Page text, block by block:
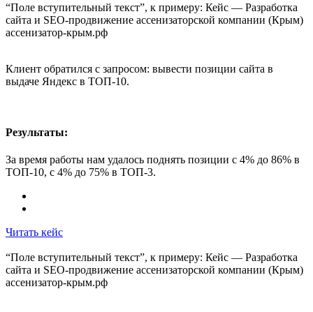
“Поле вступительный текст”, к примеру: Кейс — Разработка
сайта и SEO-продвижение ассенизаторской компании (Крым)
ассенизатор-крым.рф
Клиент обратился с запросом: вывести позиции сайта в
выдаче Яндекс в ТОП-10.
Результаты:
За время работы нам удалось поднять позиции с 4% до 86% в
ТОП-10, с 4% до 75% в ТОП-3.
Читать кейс
“Поле вступительный текст”, к примеру: Кейс — Разработка
сайта и SEO-продвижение ассенизаторской компании (Крым)
ассенизатор-крым.рф